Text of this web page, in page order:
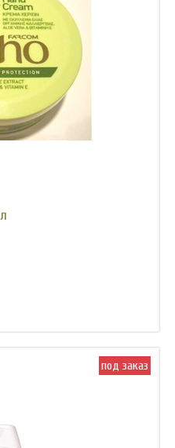
под заказ